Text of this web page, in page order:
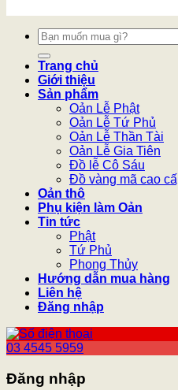
Tìm
kiếm:
Trang chủ
Giới thiệu
Sản phẩm
Oản Lễ Phật
Oản Lễ Tứ Phủ
Oản Lễ Thần Tài
Oản Lễ Gia Tiên
Đồ lễ Cô Sáu
Đồ vàng mã cao
Oản thô
Phụ kiện làm Oản
Tin tức
Phật
Tứ Phủ
Phong Thủy
Hướng dẫn mua hàng
Liên hệ
Đăng nhập
03 4545 5959
Đăng nhập